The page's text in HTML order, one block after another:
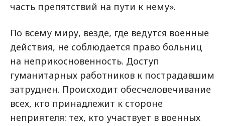
часть препятствий на пути к нему».
По всему миру, везде, где ведутся военные
действия, не соблюдается право больниц
на неприкосновенность. Доступ
гуманитарных работников к пострадавшим
затруднен. Происходит обесчеловечивание
всех, кто принадлежит к стороне
неприятеля: тех, кто участвует в военных